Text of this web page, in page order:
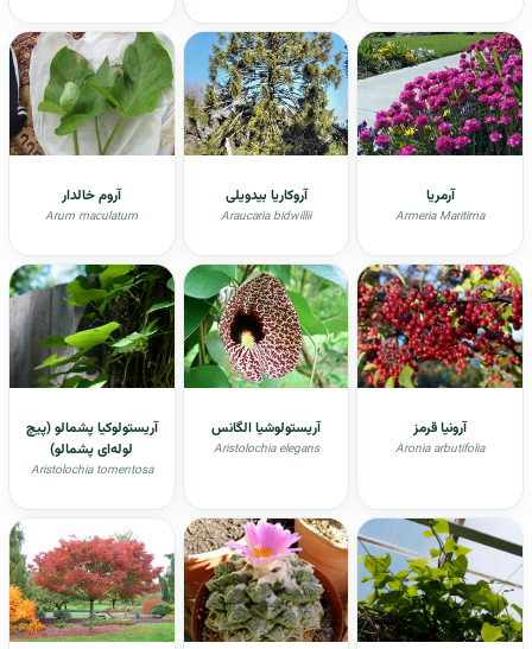
آرمریا
Armeria Maritima
آروکاریا بیدویلی
Araucaria bidwillii
آروم خالدار
Arum maculatum
آرونیا قرمز
Aronia arbutifolia
آریستولوشیا الگانس
Aristolochia elegans
آریستولوکیا پشمالو (پیچ
لوله‌ای پشمالو)
Aristolochia tomentosa